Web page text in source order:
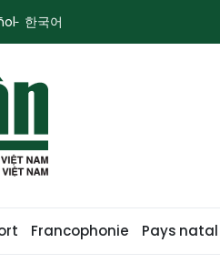
한국어
Francophonie Pays natal